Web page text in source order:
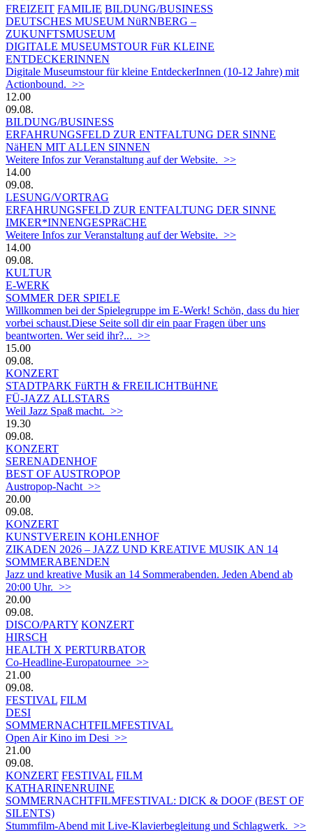
FREIZEIT FAMILIE BILDUNG/BUSINESS
DEUTSCHES MUSEUM NüRNBERG –
ZUKUNFTSMUSEUM
DIGITALE MUSEUMSTOUR FüR KLEINE
ENTDECKERINNEN
Digitale Museumstour für kleine EntdeckerInnen (10-12 Jahre) mit
Actionbound. >>
12.00
09.08.
BILDUNG/BUSINESS
ERFAHRUNGSFELD ZUR ENTFALTUNG DER SINNE
NäHEN MIT ALLEN SINNEN
Weitere Infos zur Veranstaltung auf der Website. >>
14.00
09.08.
LESUNG/VORTRAG
ERFAHRUNGSFELD ZUR ENTFALTUNG DER SINNE
IMKER*INNENGESPRäCHE
Weitere Infos zur Veranstaltung auf der Website. >>
14.00
09.08.
KULTUR
E-WERK
SOMMER DER SPIELE
Willkommen bei der Spielegruppe im E-Werk! Schön, dass du hier
vorbei schaust.Diese Seite soll dir ein paar Fragen über uns
beantworten. Wer seid ihr?... >>
15.00
09.08.
KONZERT
STADTPARK FüRTH & FREILICHTBüHNE
FÜ-JAZZ ALLSTARS
Weil Jazz Spaß macht. >>
19.30
09.08.
KONZERT
SERENADENHOF
BEST OF AUSTROPOP
Austropop-Nacht >>
20.00
09.08.
KONZERT
KUNSTVEREIN KOHLENHOF
ZIKADEN 2026 – JAZZ UND KREATIVE MUSIK AN 14
SOMMERABENDEN
Jazz und kreative Musik an 14 Sommerabenden. Jeden Abend ab
20:00 Uhr. >>
20.00
09.08.
DISCO/PARTY KONZERT
HIRSCH
HEALTH X PERTURBATOR
Co-Headline-Europatournee >>
21.00
09.08.
FESTIVAL FILM
DESI
SOMMERNACHTFILMFESTIVAL
Open Air Kino im Desi >>
21.00
09.08.
KONZERT FESTIVAL FILM
KATHARINENRUINE
SOMMERNACHTFILMFESTIVAL: DICK & DOOF (BEST OF
SILENTS)
Stummfilm-Abend mit Live-Klavierbegleitung und Schlagwerk. >>